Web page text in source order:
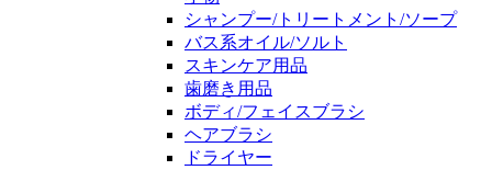
シャンプー/トリートメント/ソープ
バス系オイル/ソルト
スキンケア用品
歯磨き用品
ボディ/フェイスブラシ
ヘアブラシ
ドライヤー